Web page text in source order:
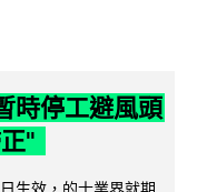
時停工避風頭
"